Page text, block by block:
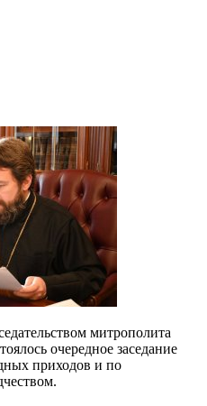
митрополита
очередное заседание
приходов и по